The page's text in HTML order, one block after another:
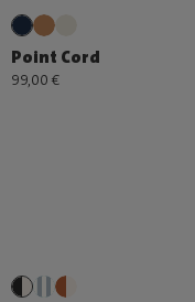
Point Cord
99,00 €